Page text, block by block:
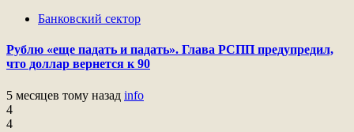
Банковский сектор
Рублю «еще падать и падать». Глава РСПП предупредил,
что доллар вернется к 90
5 месяцев тому назад info
4
4